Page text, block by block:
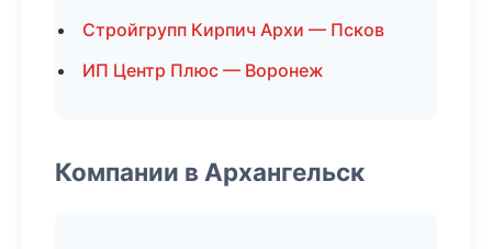
Стройгрупп Кирпич Архи — Псков
ИП Центр Плюс — Воронеж
Компании в Архангельск